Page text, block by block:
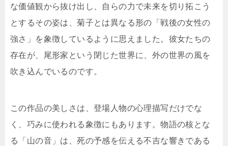
な価値観から抜け出し、自らの力で未来を切り拓こう
とするその姿は、菊子とは異なる形の「戦後の女性の
強さ」を象徴しているように思えました。彼女たちの
存在が、尾形家という閉じた世界に、外の世界の風を
吹き込んでいるのです。
この作品の美しさは、登場人物の心理描写だけでな
く、巧みに使われる象徴にもあります。物語の核とな
る「山の音」は、死の予感を伝える不吉な響きである